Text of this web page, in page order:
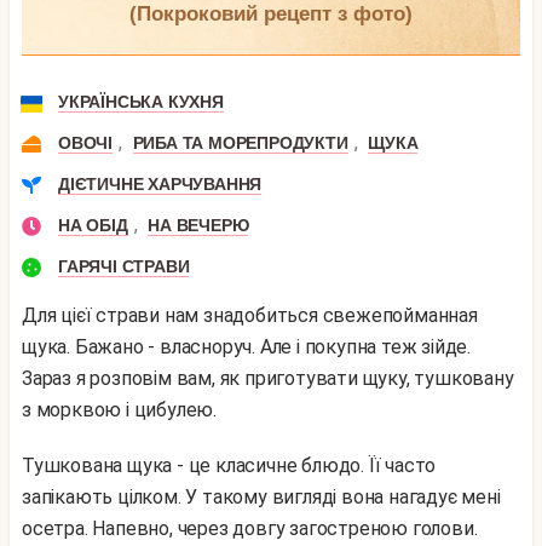
(покроковий рецепт з фото)
УКРАЇНСЬКА КУХНЯ
ОВОЧІ , РИБА ТА МОРЕПРОДУКТИ , ЩУКА
ДІЄТИЧНЕ ХАРЧУВАННЯ
НА ОБІД , НА ВЕЧЕРЮ
ГАРЯЧІ СТРАВИ
Для цієї страви нам знадобиться свежепойманная
щука. Бажано - власноруч. Але і покупна теж зійде.
Зараз я розповім вам, як приготувати щуку, тушковану
з морквою і цибулею.
Тушкована щука - це класичне блюдо. Її часто
запікають цілком. У такому вигляді вона нагадує мені
осетра. Напевно, через довгу загостреною голови.